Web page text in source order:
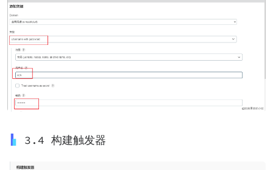
3.4 构建触发器